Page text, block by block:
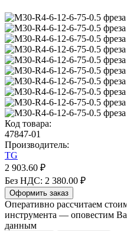
Код товара:
47847-01
Производитель:
TG
2 903.60 ₽
Без НДС: 2 380.00 ₽
Оформить заказ
Оперативно рассчитаем
инструмента — оповестим
данным